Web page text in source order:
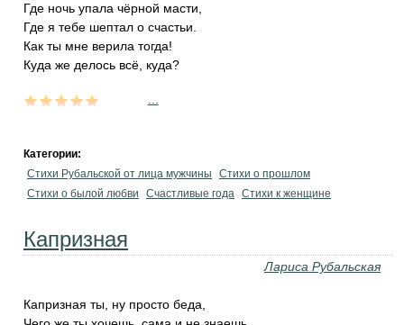
Где ночь упала чёрной масти,
Где я тебе шептал о счастьи.
Как ты мне верила тогда!
Куда же делось всё, куда?
Категории:
Стихи Рубальской от лица мужчины
Стихи о прошлом
Стихи о былой любви
Счастливые года Стихи к женщине
Капризная
Лариса Рубальская
Капризная ты, ну просто беда,